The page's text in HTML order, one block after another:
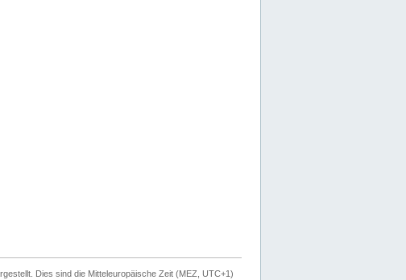
Dies sind die Mitteleuropäische Zeit (MEZ, UTC+1)